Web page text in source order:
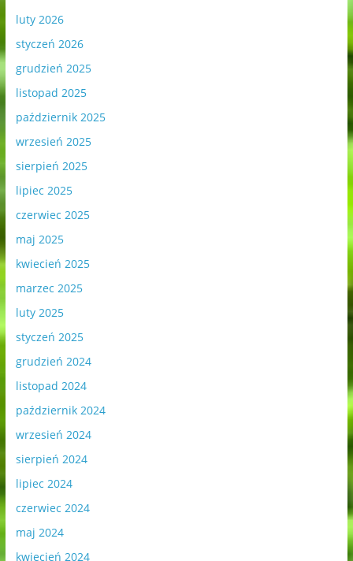
luty 2026
styczeń 2026
grudzień 2025
listopad 2025
październik 2025
wrzesień 2025
sierpień 2025
lipiec 2025
czerwiec 2025
maj 2025
kwiecień 2025
marzec 2025
luty 2025
styczeń 2025
grudzień 2024
listopad 2024
październik 2024
wrzesień 2024
sierpień 2024
lipiec 2024
czerwiec 2024
maj 2024
kwiecień 2024